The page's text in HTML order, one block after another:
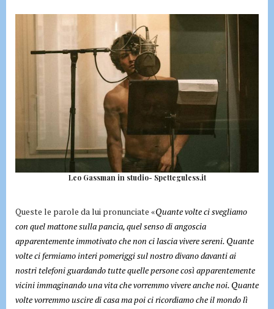
Leo Gassman in studio- Spetteguless.it
Queste le parole da lui pronunciate «Quante volte ci svegliamo
con quel mattone sulla pancia, quel senso di angoscia
apparentemente immotivato che non ci lascia vivere sereni. Quante
volte ci fermiamo interi pomeriggi sul nostro divano davanti ai
nostri telefoni guardando tutte quelle persone così apparentemente
vicini immaginando una vita che vorremmo vivere anche noi. Quante
volte vorremmo uscire di casa ma poi ci ricordiamo che il mondo lì